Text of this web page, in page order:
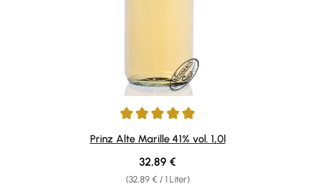
Durchschnittliche Bewertung von 4.96 von 5 Sternen
Prinz Alte Marille 41% vol. 1,0l
(32,89 € / 1 Liter)
Regulärer Preis:
32,89 €